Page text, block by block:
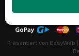
Präsentiert von EasyWeb |